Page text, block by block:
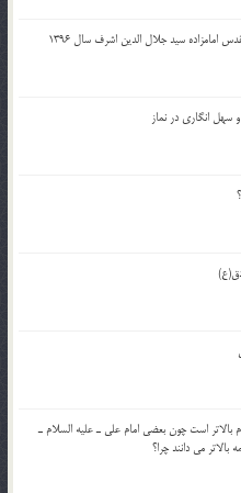
امامزاده سید جلال الدین اشرف سال 1396
سهل انگاری در نماز
كدام يك از 14 معصوم بالاتر است چون بعضي امام علي ـ عليه السلام ـ
مي دانند چرا؟